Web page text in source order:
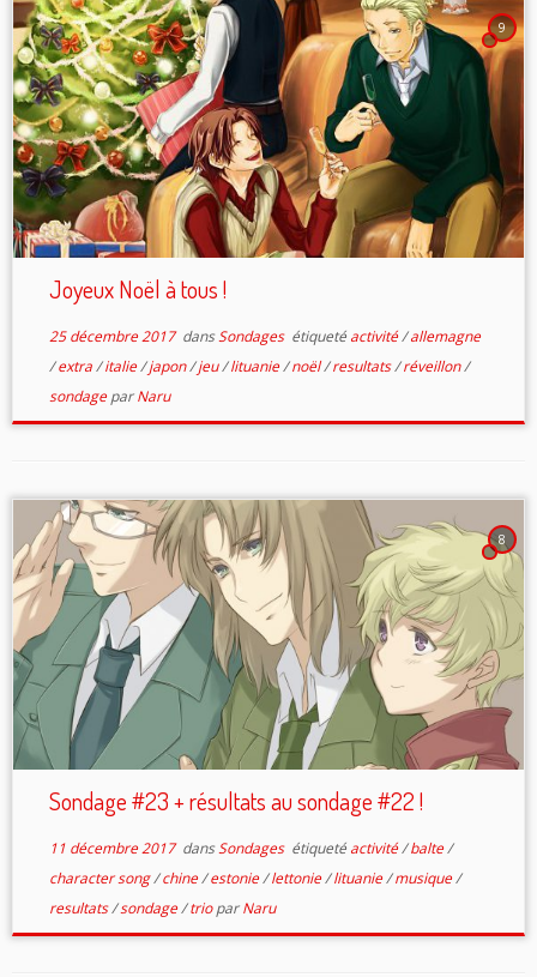
9
Joyeux Noël à tous !
25 décembre 2017dansSondages étiqueté activité/allemagne
/extra/italie/japon/jeu/lituanie/noël/resultats/réveillon/
sondageparNaru
8
Sondage #23 + résultats au sondage #22 !
11 décembre 2017dansSondages étiqueté activité/balte/
character song/chine/estonie/lettonie/lituanie/musique/
resultats/sondage/trioparNaru